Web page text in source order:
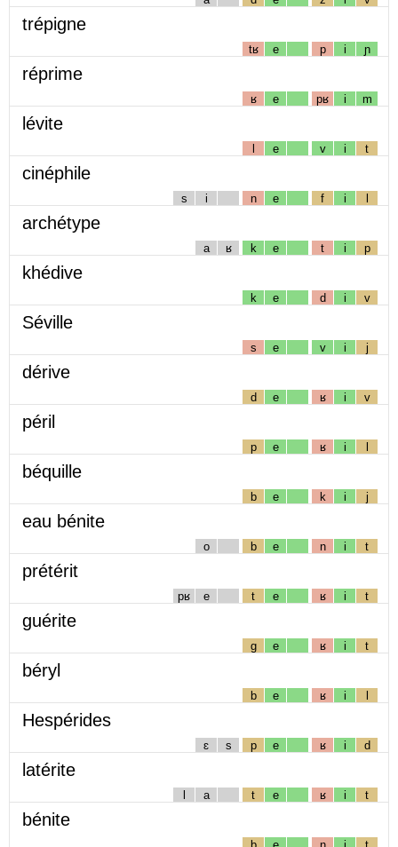
trépigne
tʁ e p i ɲ
réprime
ʁ e pʁ i m
lévite
l e v i t
cinéphile
s i n e f i l
archétype
a ʁ k e t i p
khédive
k e d i v
Séville
s e v i j
dérive
d e ʁ i v
péril
p e ʁ i l
béquille
b e k i j
eau bénite
o b e n i t
prétérit
pʁ e t e ʁ i t
guérite
g e ʁ i t
béryl
b e ʁ i l
Hespérides
ɛ s p e ʁ i d
latérite
l a t e ʁ i t
bénite